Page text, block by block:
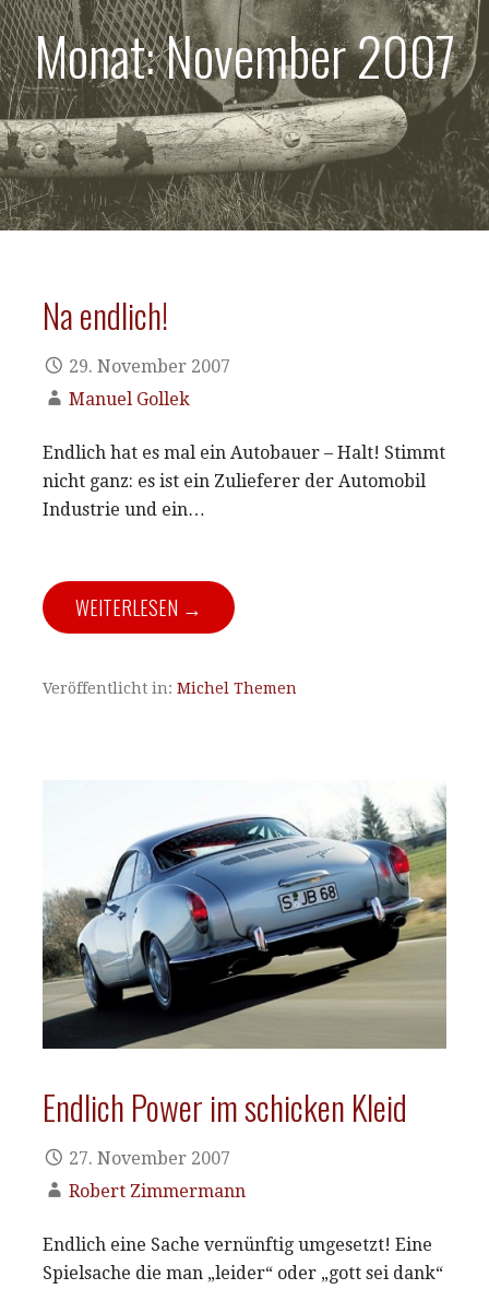
Monat: November 2007
Na endlich!
29. November 2007
Manuel Gollek
Endlich hat es mal ein Autobauer – Halt! Stimmt
nicht ganz: es ist ein Zulieferer der Automobil
Industrie und ein…
WEITERLESEN →
Veröffentlicht in: Michel Themen
Endlich Power im schicken Kleid
27. November 2007
Robert Zimmermann
Endlich eine Sache vernünftig umgesetzt! Eine
Spielsache die man „leider“ oder „gott sei dank“